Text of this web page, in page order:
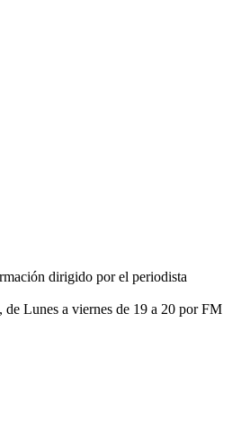
dirigido por el periodista
de Lunes a viernes de 19 a 20 por FM